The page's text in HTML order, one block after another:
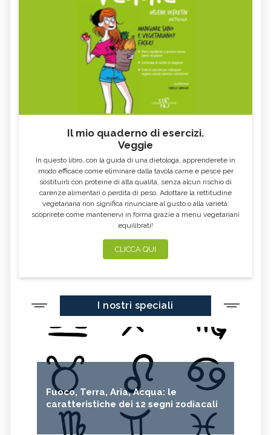
Il mio quaderno di esercizi.
Veggie
In questo libro, con la guida di una dietologa, apprenderete in
modo efficace come eliminare dalla tavola carne e pesce per
sostituirli con proteine di alta qualità, senza alcun rischio di
carenze alimentari o perdita di peso. Adottare la rettitudine
vegetariana non significa rinunciare al gusto o alla varietà:
scoprirete come mantenervi in forma grazie a menu vegetariani
equilibrati!
CLICCA QUI
I nostri speciali
Fuoco, Terra, Aria, Acqua: le
caratteristiche dei 12 segni zodiacali